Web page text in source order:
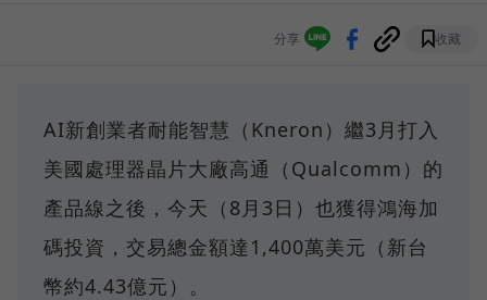
分享 收藏
AI新創業者耐能智慧（Kneron）繼3月打入
美國處理器晶片大廠高通（Qualcomm）的
產品線之後，今天（8月3日）也獲得鴻海加
碼投資，交易總金額達1,400萬美元（新台
幣約4.43億元）。